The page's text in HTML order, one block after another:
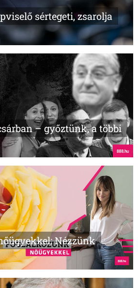
sértegeti, zsarolja
– győztünk, a többi
Nézzünk